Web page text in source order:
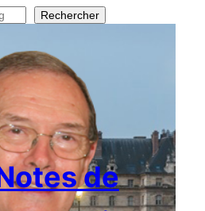
Rechercher
de